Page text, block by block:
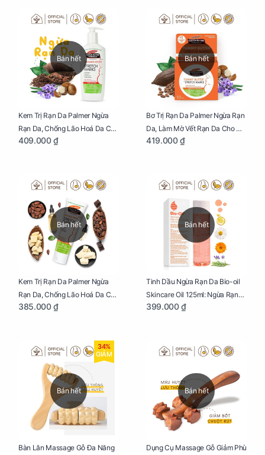
Mình Trong Hành Trình Nuôi
Bán hết
Kem Trị Rạn Da Palmer Ngừa
Rạn Da, Chống Lão Hoá Da Cho
Mẹ Bầu Chai 250ml
409.000 ₫
Bán hết
Bơ Trị Rạn Da Palmer Ngừa Rạn
Da, Làm Mờ Vết Rạn Da Cho Mẹ
Bầu Hũ 125g
419.000 ₫
Bán hết
Kem Trị Rạn Da Palmer Ngừa
Rạn Da, Chống Lão Hoá Da Cho
Mẹ Bầu Tuýp 125g
385.000 ₫
Bán hết
Tinh Dầu Ngừa Rạn Da Bio-oil
Skincare Oil 125ml: Ngừa Rạn
Da, Chăm Sóc Da Toàn Diện
399.000 ₫
Bán hết
34%
GIẢM
Bàn Lăn Massage Gỗ Đa Năng
Bán hết
Dụng Cụ Massage Gỗ Giảm Phù